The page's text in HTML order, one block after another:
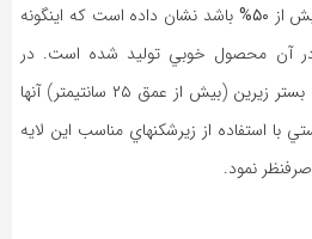
از ۵۰%
باشد نشان داده است که اينگونه
در آن محصول خوبي توليد شده است. در
چنانچه بستر زيرين (بيش از عمق ۲۵ سانتیمتر) آنها
با استفاده از زيرشکنهاي مناسب اين لايه
نمود.